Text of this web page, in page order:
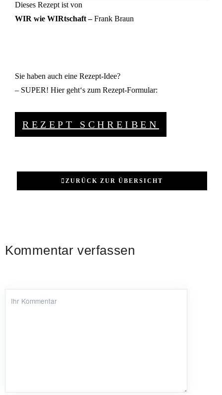
Dieses Rezept ist von
WIR wie WIRtschaft –Frank Braun
Sie haben auch eine Rezept-Idee?
– SUPER! Hier geht‘s zum Rezept-Formular:
REZEPT SCHREIBEN
ZURÜCK ZUR ÜBERSICHT
Kommentar verfassen